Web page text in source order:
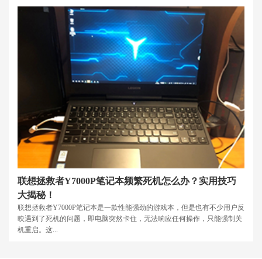
联想拯救者Y7000P笔记本频繁死机怎么办？实用技巧
大揭秘！
联想拯救者Y7000P笔记本是一款性能强劲的游戏本，但是也有不少用户反
映遇到了死机的问题，即电脑突然卡住，无法响应任何操作，只能强制关
机重启。这...